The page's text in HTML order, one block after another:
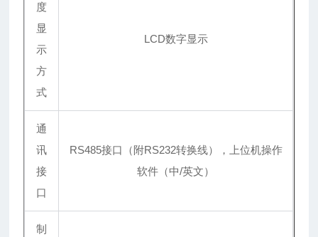
度
显
示
方
式
LCD数字显示
通
讯
接
口
RS485接口（附RS232转换线），上位机操作
软件（中/英文）
制